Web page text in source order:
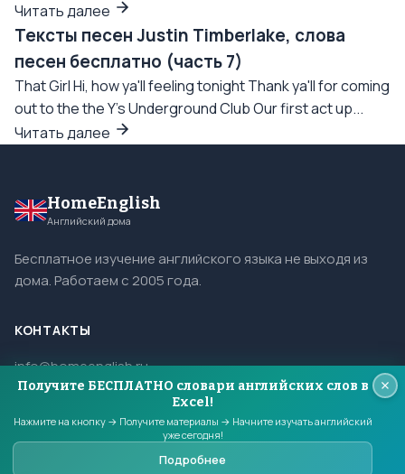
Читать далее
Тексты песен Justin Timberlake, слова
песен бесплатно (часть 7)
That Girl Hi, how ya'll feeling tonight Thank ya'll for coming
out to the the Y's Underground Club Our first act up...
Читать далее
HomeEnglish
Английский дома
Бесплатное изучение английского языка не выходя из
дома. Работаем с 2005 года.
КОНТАКТЫ
info@homeenglish.ru
ВКонтакте
Получите БЕСПЛАТНО словари английских слов в
Excel!
Нажмите на кнопку → Получите материалы → Начните изучать английский
уже сегодня!
Подробнее